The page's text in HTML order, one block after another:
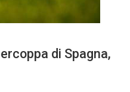
di Spagna,